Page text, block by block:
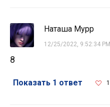
Наташа Мурр
12/25/2022, 9:52:34 PM
8
Показать 1 ответ 1